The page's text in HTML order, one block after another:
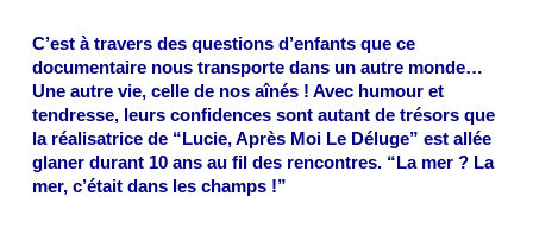
C’est à travers des questions d’enfants que ce
documentaire nous transporte dans un autre monde…
Une autre vie, celle de nos aînés ! Avec humour et
tendresse, leurs confidences sont autant de trésors que
la réalisatrice de “Lucie, Après Moi Le Déluge” est allée
glaner durant 10 ans au fil des rencontres. “La mer ? La
mer, c’était dans les champs !”